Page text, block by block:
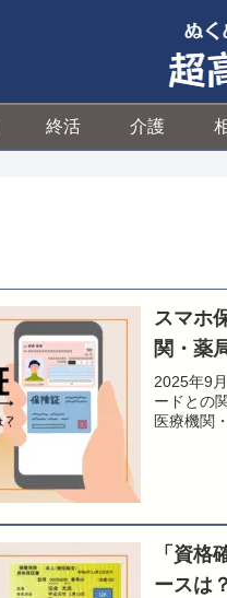
終活 介護
スマホ
関・薬
2025年9
ードとの
医療機関
「資
ースは？